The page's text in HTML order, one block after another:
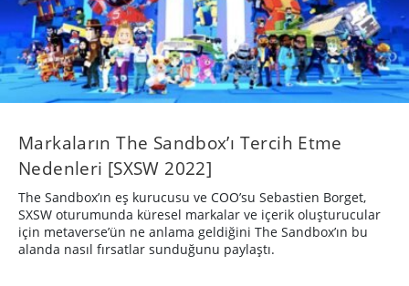
Markaların The Sandbox’ı Tercih Etme
Nedenleri [SXSW 2022]
The Sandbox’ın eş kurucusu ve COO’su Sebastien Borget,
SXSW oturumunda küresel markalar ve içerik oluşturucular
için metaverse’ün ne anlama geldiğini The Sandbox’ın bu
alanda nasıl fırsatlar sunduğunu paylaştı.